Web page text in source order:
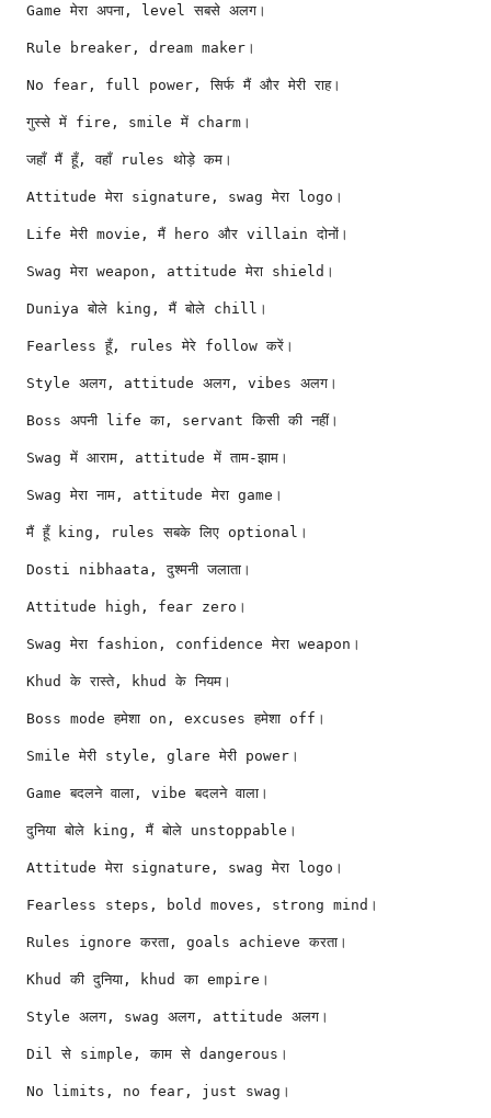
Game मेरा अपना, level सबसे अलग।
Rule breaker, dream maker।
No fear, full power, सिर्फ मैं और मेरी राह।
गुस्से में fire, smile में charm।
जहाँ मैं हूँ, वहाँ rules थोड़े कम।
Attitude मेरा signature, swag मेरा logo।
Life मेरी movie, मैं hero और villain दोनों।
Swag मेरा weapon, attitude मेरा shield।
Duniya बोले king, मैं बोले chill।
Fearless हूँ, rules मेरे follow करें।
Style अलग, attitude अलग, vibes अलग।
Boss अपनी life का, servant किसी की नहीं।
Swag में आराम, attitude में ताम-झाम।
Swag मेरा नाम, attitude मेरा game।
मैं हूँ king, rules सबके लिए optional।
Dosti nibhaata, दुश्मनी जलाता।
Attitude high, fear zero।
Swag मेरा fashion, confidence मेरा weapon।
Khud के रास्ते, khud के नियम।
Boss mode हमेशा on, excuses हमेशा off।
Smile मेरी style, glare मेरी power।
Game बदलने वाला, vibe बदलने वाला।
दुनिया बोले king, मैं बोले unstoppable।
Attitude मेरा signature, swag मेरा logo।
Fearless steps, bold moves, strong mind।
Rules ignore करता, goals achieve करता।
Khud की दुनिया, khud का empire।
Style अलग, swag अलग, attitude अलग।
Dil से simple, काम से dangerous।
No limits, no fear, just swag।